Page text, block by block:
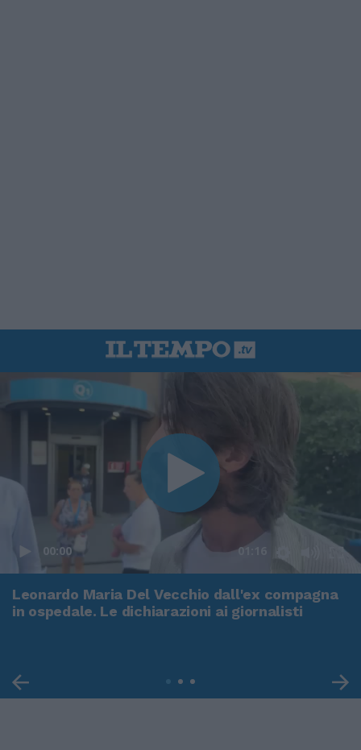
00:00 01:16
Leonardo Maria Del Vecchio dall'ex compagna
in ospedale. Le dichiarazioni ai giornalisti